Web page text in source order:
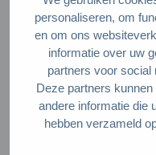
personaliseren, om
en om ons
informatie over uw
partners voor social
Deze partners
andere informatie die
hebben verzameld
Wie zijn wij?
Over ons
Stel je vraag
Servicepunt Team
Veelgestelde vragen